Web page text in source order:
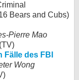
Bears and Cubs)
Pierre Mao
des FBI
Wong